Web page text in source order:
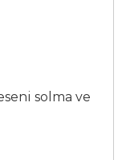
solma ve